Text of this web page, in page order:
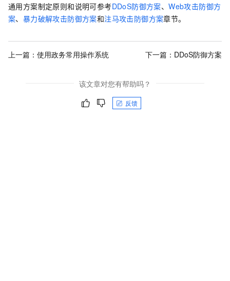
通用方案制定原则和说明可参考DDoS防御方案、Web攻击防御方
案、 暴力破解攻击防御方案和注马攻击防御方案章节。
上一篇： 使用政务常用操作系统 下一篇： DDoS防御方案
该文章对您有帮助吗？
反馈